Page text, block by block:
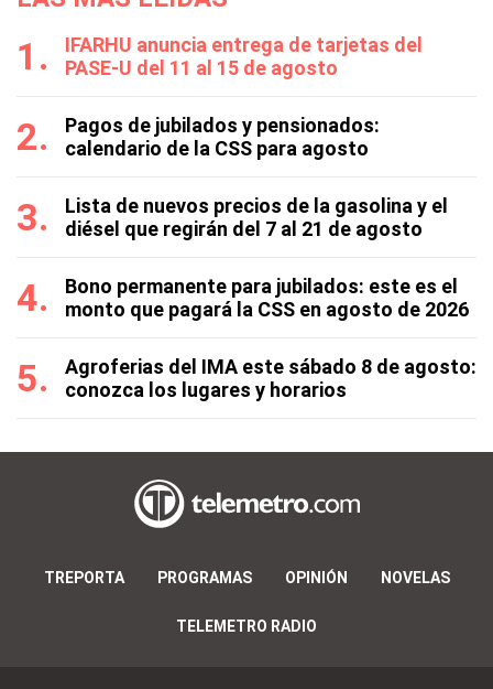
IFARHU anuncia entrega de tarjetas del
PASE-U del 11 al 15 de agosto
Pagos de jubilados y pensionados:
calendario de la CSS para agosto
Lista de nuevos precios de la gasolina y el
diésel que regirán del 7 al 21 de agosto
Bono permanente para jubilados: este es el
monto que pagará la CSS en agosto de 2026
Agroferias del IMA este sábado 8 de agosto:
conozca los lugares y horarios
TREPORTA PROGRAMAS OPINIÓN NOVELAS
TELEMETRO RADIO